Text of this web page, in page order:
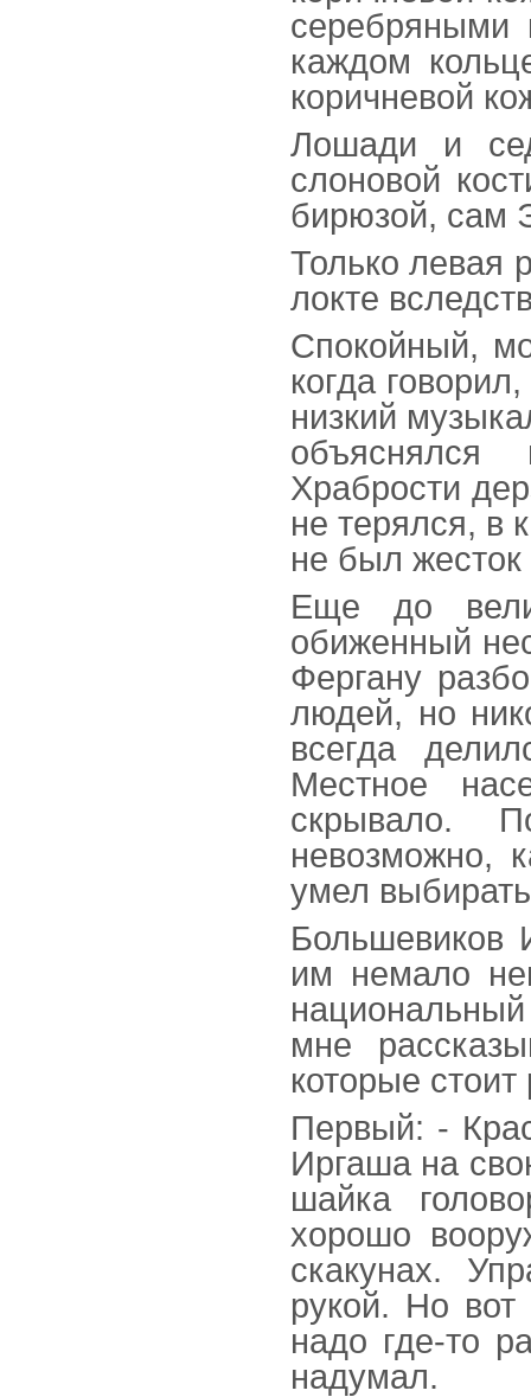
серебряными
каждом
коричневой
Лошади и
слоновой
бирюзой, сам
Только левая
локте
Спокойный,
когда
низкий
Храбрости
не терялся, в
не был
Еще до
обиженный
Фергану
людей, но
всегда
Местное
скрывало.
невозможно,
умел
Большевиков
им немало
мне
которые стоит
Первый: -
Иргаша на
шайка
хорошо
скакунах.
рукой. Но
надо где-то
надумал.